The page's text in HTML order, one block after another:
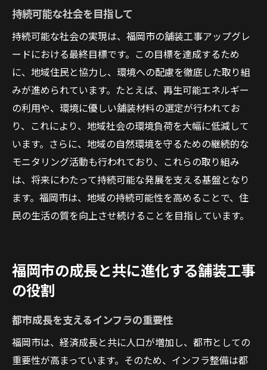
持続可能な社会を目指して
持続可能な社会の実現は、福岡市の舗装工事アップグレ
ードにおける最終目標です。この目標を達成するため
に、地域住民と協力し、環境への配慮を徹底した取り組
みが進められています。たとえば、再生可能エネルギー
の利用や、環境に優しい舗装材料の選定が行われてお
り、これにより、地域社会の環境負荷を大幅に低減して
います。さらに、地域の自然環境を守るための継続的な
モニタリング活動も行われており、これらの取り組み
は、将来にわたって持続可能な発展を支える基盤となり
ます。福岡市は、地域の持続可能性を高めることで、住
民の生活の質を向上させ続けることを目指しています。
福岡市の成長と共に進化する舗装工事
の役割
都市成長を支えるインフラの重要性
福岡市は、経済成長と共に人口が増加し、都市としての
重要性が高まっています。そのため、インフラ整備は都